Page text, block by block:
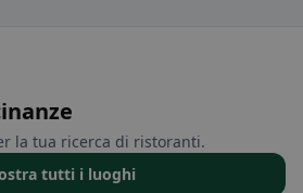
la tua ricerca di ristoranti.
tutti i luoghi